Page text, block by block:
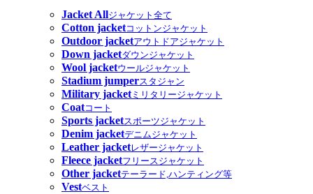
Jacket Allジャケット全て
Cotton jacketコットンジャケット
Outdoor jacketアウトドアジャケット
Down jacketダウンジャケット
Wool jacketウールジャケット
Stadium jumperスタジャン
Military jacketミリタリージャケット
Coatコート
Sports jacketスポーツジャケット
Denim jacketデニムジャケット
Leather jacketレザージャケット
Fleece jacketフリースジャケット
Other jacketテーラード,ハンティング等
Vestベスト